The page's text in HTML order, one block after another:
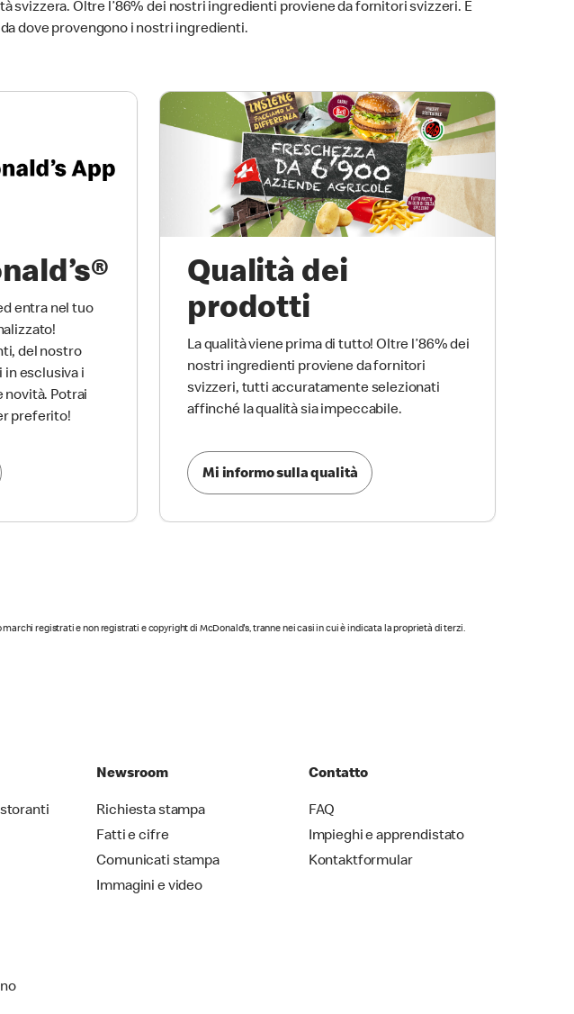
svizzera. Oltre l’86% dei nostri ingredienti proviene da fornitori svizzeri. E
dove provengono i nostri ingredienti.
entra nel tuo
del nostro
in esclusiva i
novità. Potrai
preferito!
Qualità dei
prodotti
La qualità viene prima di tutto! Oltre l’86% dei
nostri ingredienti proviene da fornitori
svizzeri, tutti accuratamente selezionati
affinché la qualità sia impeccabile.
Mi informo sulla qualità
registrati e non registrati e copyright di McDonald's, tranne nei casi in cui è indicata la proprietà di terzi.
Newsroom
Richiesta stampa
Fatti e cifre
Comunicati stampa
Immagini e video
Contatto
FAQ
Impieghi e apprendistato
Kontaktformular